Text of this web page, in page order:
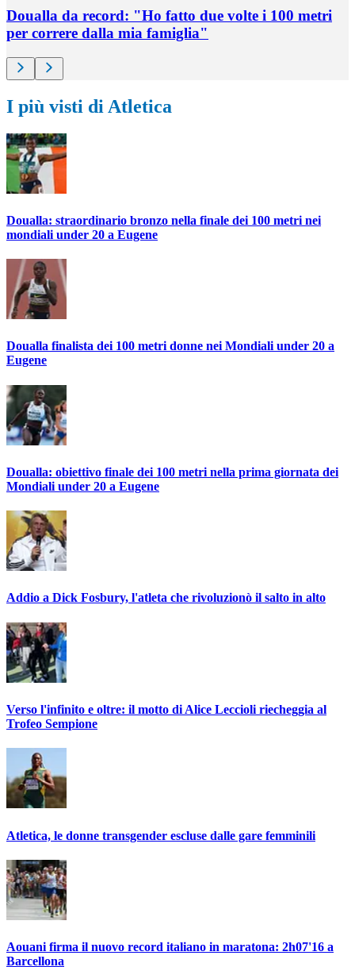
Doualla da record: "Ho fatto due volte i 100 metri
per correre dalla mia famiglia"
I più visti di Atletica
Doualla: straordinario bronzo nella finale dei 100 metri nei
mondiali under 20 a Eugene
Doualla finalista dei 100 metri donne nei Mondiali under 20 a
Eugene
Doualla: obiettivo finale dei 100 metri nella prima giornata dei
Mondiali under 20 a Eugene
Addio a Dick Fosbury, l'atleta che rivoluzionò il salto in alto
Verso l'infinito e oltre: il motto di Alice Leccioli riecheggia al
Trofeo Sempione
Atletica, le donne transgender escluse dalle gare femminili
Aouani firma il nuovo record italiano in maratona: 2h07'16 a
Barcellona